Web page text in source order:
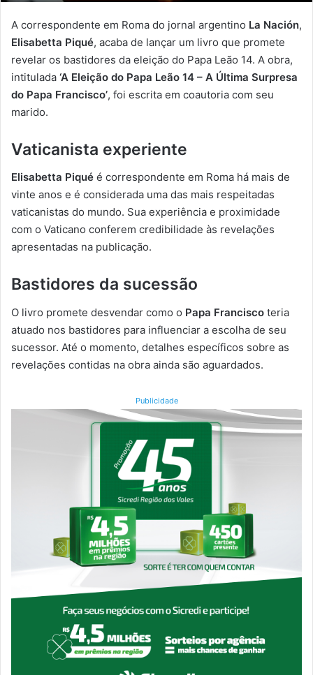
A correspondente em Roma do jornal argentino La Nación,
Elisabetta Piqué, acaba de lançar um livro que promete
revelar os bastidores da eleição do Papa Leão 14. A obra,
intitulada ‘A Eleição do Papa Leão 14 – A Última Surpresa
do Papa Francisco’, foi escrita em coautoria com seu
marido.
Vaticanista experiente
Elisabetta Piqué é correspondente em Roma há mais de
vinte anos e é considerada uma das mais respeitadas
vaticanistas do mundo. Sua experiência e proximidade
com o Vaticano conferem credibilidade às revelações
apresentadas na publicação.
Bastidores da sucessão
O livro promete desvendar como o Papa Francisco teria
atuado nos bastidores para influenciar a escolha de seu
sucessor. Até o momento, detalhes específicos sobre as
revelações contidas na obra ainda são aguardados.
Publicidade